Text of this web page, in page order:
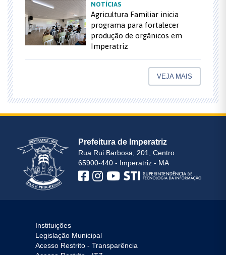
NOTÍCIAS
Agricultura Familiar inicia
programa para fortalecer
produção de orgânicos em
Imperatriz
VEJA MAIS
Prefeitura de Imperatriz
Rua Rui Barbosa, 201, Centro
65900-440 - Imperatriz - MA
Instituições
Legislação Municipal
Acesso Restrito - Transparência